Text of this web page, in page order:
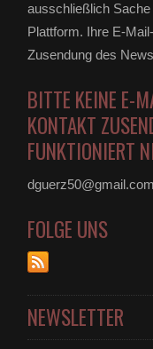
ausschließlich
Plattform. Ihre E-
Zusendung des
BITTE KEINE E-
KONTAKT
FUNKTIONIERT
dguerz50@gmail.com
FOLGE UNS
NEWSLETTER